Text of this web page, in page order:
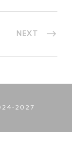
NEXT
2027